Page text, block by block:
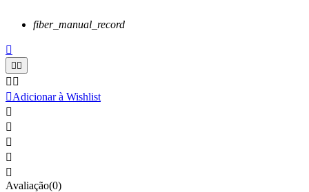
fiber_manual_record

 
 
Adicionar à Wishlist





Avaliação(0)